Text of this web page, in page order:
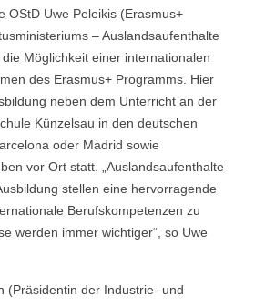
OStD Uwe Peleikis (Erasmus+
– Auslandsaufenthalte
Möglichkeit einer internationalen
des Erasmus+ Programms. Hier
neben dem Unterricht an der
Künzelsau in den deutschen
oder Madrid sowie
vor Ort statt. „Auslandsaufenthalte
stellen eine hervorragende
Berufskompetenzen zu
werden immer wichtiger“, so Uwe
(Präsidentin der Industrie- und